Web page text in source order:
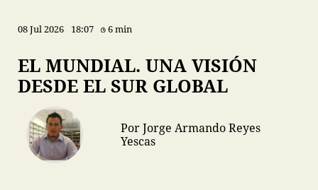
08 Jul 2026 18:07 6 min
EL MUNDIAL. UNA VISIÓN
DESDE EL SUR GLOBAL
Por Jorge Armando Reyes
Yescas